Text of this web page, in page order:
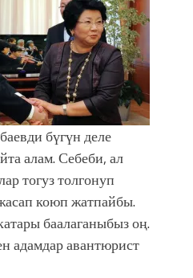
бүгүн деле
алам. Себеби, ал
тогуз толгонуп
коюп жатпайбы.
баалаганыбыз оң.
адамдар авантюрист